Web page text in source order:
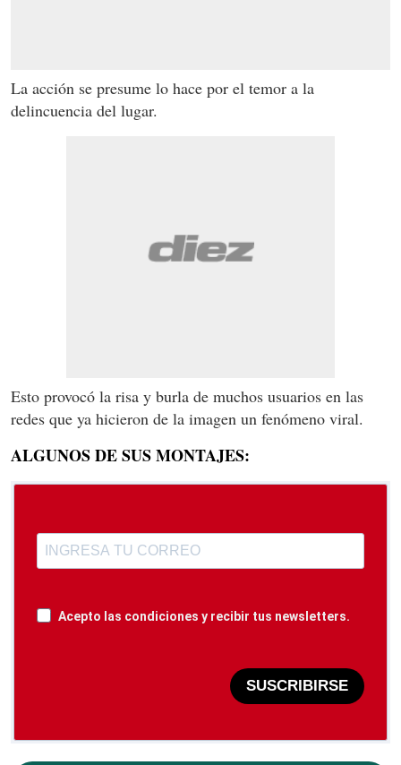
La acción se presume lo hace por el temor a la
delincuencia del lugar.
Esto provocó la risa y burla de muchos usuarios en las
redes que ya hicieron de la imagen un fenómeno viral.
ALGUNOS DE SUS MONTAJES:
Acepto las condiciones y recibir tus newsletters.
SUSCRIBIRSE